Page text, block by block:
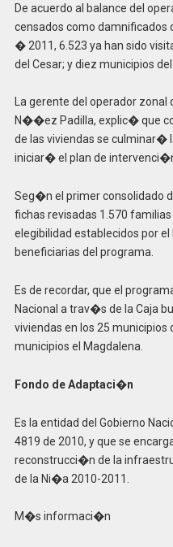
De acuerdo al balance del
censados como
� 2011, 6.523 ya han sido
del Cesar; y diez municipios
La gerente del operador
N��ez Padilla, explic� que
de las viviendas se culminar�
iniciar� el plan de
Seg�n el primer consolidado
fichas revisadas 1.570
elegibilidad establecidos por
beneficiarias del programa.
Es de recordar, que el
Nacional a trav�s de la Caja
viviendas en los 25 municipios
municipios el Magdalena.
Fondo de Adaptaci�n
Es la entidad del Gobierno
4819 de 2010, y que se
reconstrucci�n de la
de la Ni�a 2010-2011.
M�s informaci�n